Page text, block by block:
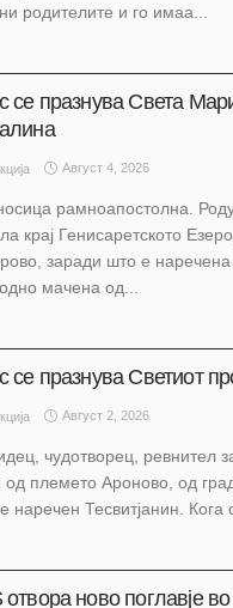
родителите и го имаа...
се празнува Света
Август 4, 2026
рамноапостолна.
крај Генисаретското
заради што е наречена
мачена од...
се празнува Светиот
Август 2, 2026
чудотворец, ревнител
од племето Ароново, од
наречен Тесвитјанин. Кога
отвора ново поглавје